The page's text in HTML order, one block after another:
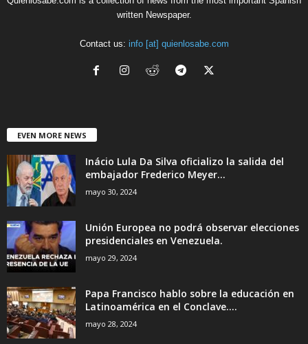
written Newspaper.
Contact us: info [at] quienlosabe.com
EVEN MORE NEWS
Inácio Lula Da Silva oficializo la salida del
embajador Frederico Meyer...
mayo 30, 2024
Unión Europea no podrá observar elecciones
presidenciales en Venezuela.
mayo 29, 2024
Papa Francisco hablo sobre la educación en
Latinoamérica en el Conclave....
mayo 28, 2024